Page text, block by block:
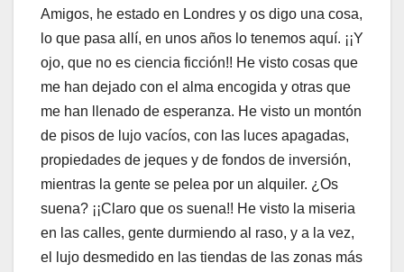
Amigos, he estado en Londres y os digo una cosa,
lo que pasa allí, en unos años lo tenemos aquí. ¡¡Y
ojo, que no es ciencia ficción!! He visto cosas que
me han dejado con el alma encogida y otras que
me han llenado de esperanza. He visto un montón
de pisos de lujo vacíos, con las luces apagadas,
propiedades de jeques y de fondos de inversión,
mientras la gente se pelea por un alquiler. ¿Os
suena? ¡¡Claro que os suena!! He visto la miseria
en las calles, gente durmiendo al raso, y a la vez,
el lujo desmedido en las tiendas de las zonas más